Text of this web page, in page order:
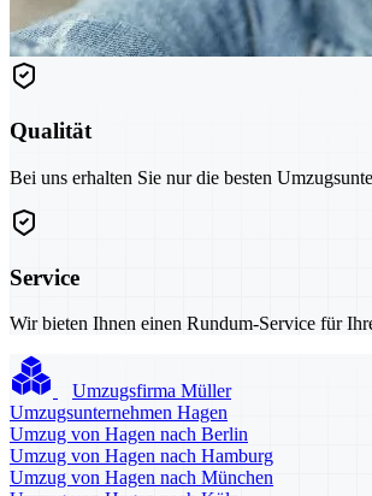
Qualität
Bei uns erhalten Sie nur die besten
Service
Wir bieten Ihnen einen Rundum-Service für
Umzugsfirma Müller
Umzugsunternehmen Hagen
Umzug von Hagen nach Berlin
Umzug von Hagen nach Hamburg
Umzug von Hagen nach München